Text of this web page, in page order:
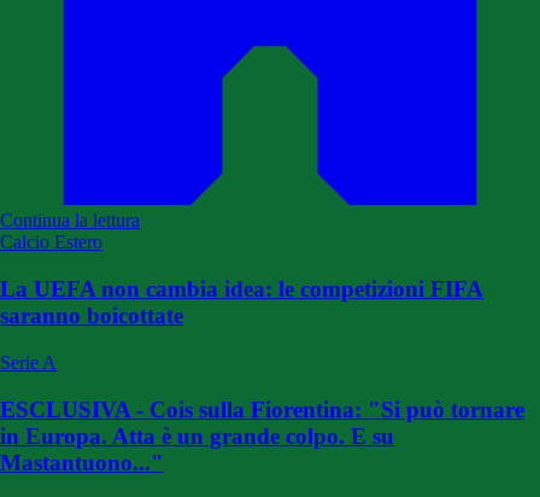
Continua la lettura
Calcio Estero
La UEFA non cambia idea: le competizioni FIFA
saranno boicottate
Serie A
ESCLUSIVA - Cois sulla Fiorentina: "Si può tornare
in Europa. Atta è un grande colpo. E su
Mastantuono..."